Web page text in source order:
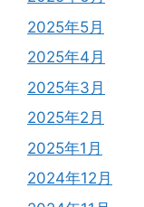
2025年5月
2025年4月
2025年3月
2025年2月
2025年1月
2024年12月